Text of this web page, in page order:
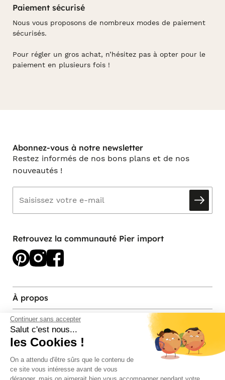
Continuer sans accepter
Salut c'est nous...
les Cookies !
On a attendu d'être sûrs que le contenu de
ce site vous intéresse avant de vous
Paiement sécurisé
Nous vous proposons de nombreux modes de paiement
sécurisés.
Pour régler un gros achat, n’hésitez pas à opter pour le
paiement en plusieurs fois !
Abonnez-vous à notre newsletter
Restez informés de nos bons plans et de nos
nouveautés !
Retrouvez la communauté Pier import
À propos
Services et contact
Magasins et Showrooms
Modes de paiement acceptés